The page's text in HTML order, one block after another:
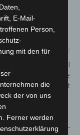
Nächster Artikel
und Zieräpfel
den Frühling in die
Innenstadt
E-Mail-
Person,
mit den für
die
der von uns
Ferner werden